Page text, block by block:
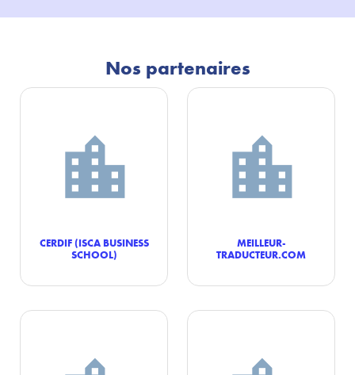
Nos partenaires
CERDIF (ISCA BUSINESS
SCHOOL)
MEILLEUR-
TRADUCTEUR.COM